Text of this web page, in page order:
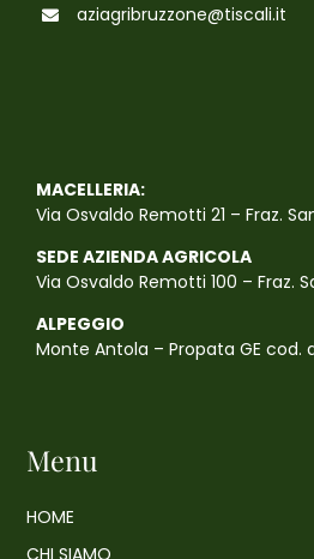
aziagribruzzone@tiscali.it
MACELLERIA:
Via Osvaldo Remotti 21 – Fraz.
SEDE AZIENDA AGRICOLA
Via Osvaldo Remotti 100 – Fraz.
ALPEGGIO
Monte Antola – Propata GE cod.
Menu
HOME
CHI SIAMO